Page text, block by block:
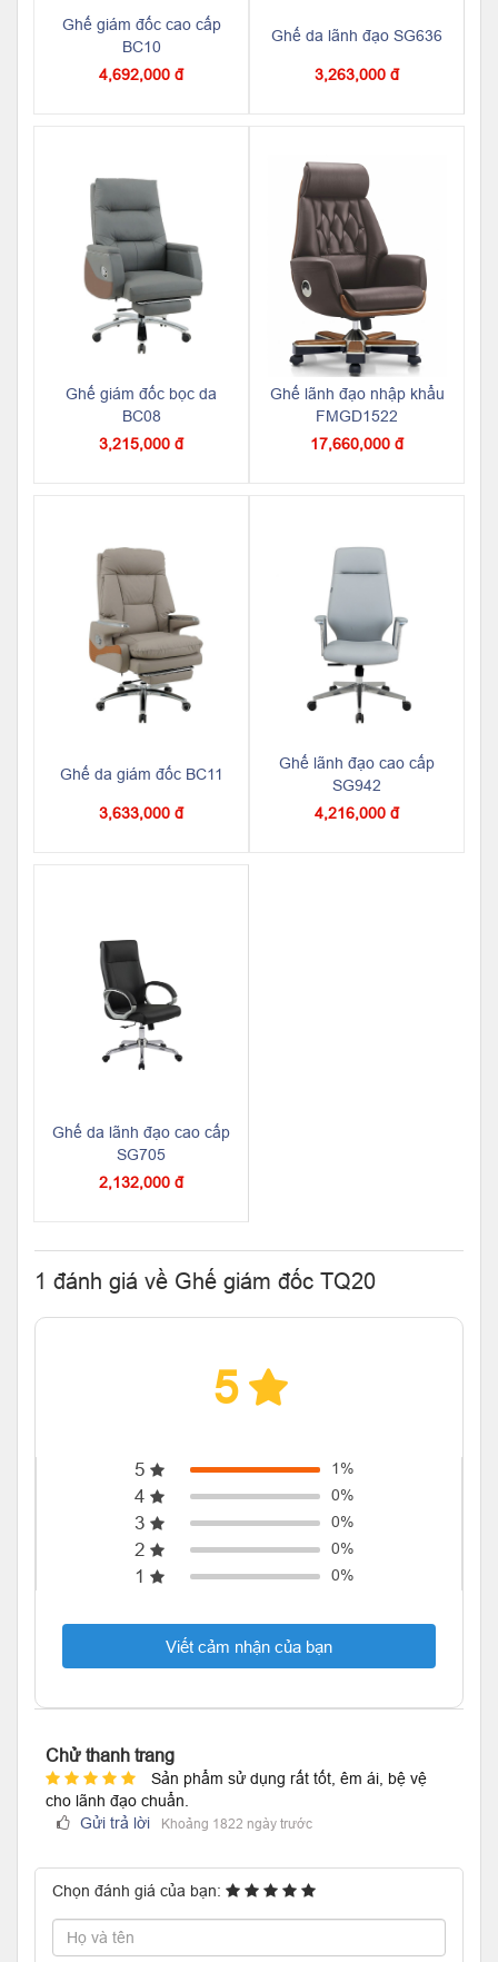
Ghế giám đốc cao cấp
BC10
4,692,000 đ
Ghế da lãnh đạo SG636
3,263,000 đ
Ghế giám đốc bọc da
BC08
3,215,000 đ
Ghế lãnh đạo nhập khẩu
FMGD1522
17,660,000 đ
Ghế da giám đốc BC11
3,633,000 đ
Ghế lãnh đạo cao cấp
SG942
4,216,000 đ
Ghế da lãnh đạo cao cấp
SG705
2,132,000 đ
1 đánh giá về Ghế giám đốc TQ20
5
5 1%
4 0%
3 0%
2 0%
1 0%
Viết cảm nhận của bạn
Chử thanh trang
Sản phẩm sử dụng rất tốt, êm ái, bệ vệ
cho lãnh đạo chuẩn.
Gửi trả lời
Khoảng 1822 ngày trước
Chọn đánh giá của bạn: